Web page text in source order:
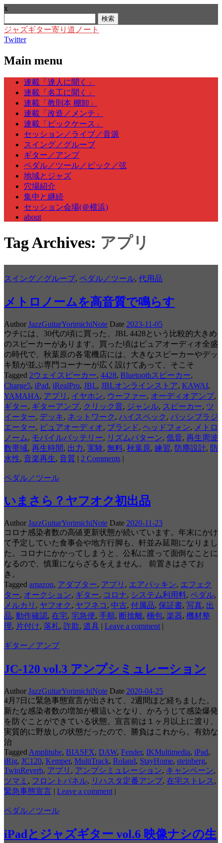
x
索:
ジャズギター寄り道ノート
Twitter
Main menu
Skip
content
連載「達人に聞く」
連載「名工に聞く」
連載「教則本 棚卸」
連載「改造／メンテ」
連載「ピックケース」
セッション／ライブ／音源
スイング／グルーブ
ギター／アンプ
ペダル／ツール／ピック／弦
地域とジャズ
穴場紹介
集中と継続
セッション会場(＠横浜)
about
Tag Archives: アプリ
スイング／グルーブ, ペダル／ツール, 代用品
メトロノームを高音質で鳴らす
Author JazzGuitarYorimichiNote Date 2023-11-05
ウチには、30代の頃に買った、JBL 4428という比較的大きめ
のスピーカーがあります。買った頃はピュアオーディオ全盛
の時代で、秋葉原の各電機店には、大きなスピーカーやデッ
キ類が並ぶ専門コーナーが広く設けてあって、そこそ
Tagged 2ウェイスピーカー, 4428, Bluetoothスピーカー,
Charge5, iPad, iRealPro, JBL, JBLオンラインストア, KAWAI,
YAMAHA, アプリ , イヤホン, ウーファー, オーディオアンプ,
ギター, ギターアンプ, クリック音, ジャンル, スピーカー, ツ
イーター, デッキ, ネットワーク , ハイスペック , パッシブラジ
エーター, ピュアオーディオ, ブランド, ヘッドフォン, メトロ
ノーム, モバイルバッテリー, リズムパターン, 低音, 再生周波
数帯域, 再生時間, 出力, 実験, 無料, 秋葉原, 練習, 防塵設計, 防
水性, 音楽再生, 音質 | 2 Comments |
ペダル／ツール
いまさら？ヤフオク初出品
Author JazzGuitarYorimichiNote Date 2020-11-23
コロナ感染者数の高値更新状態が続いています。年末にかけ
て予定していた食事会や地方行脚も、軒並み延期になりまし
た。コロナにかかってしまうと、公私に渡って面倒なことに
なるので、慎重にならざるをえません。 前置きはさてお
き。
Tagged amazon, アダプター, アプリ , エアパッキン, エフェク
ター, オークション, ギター, コロナ, システム利用料, ペダル,
メルカリ , ヤフオク , ヤフネコ , 中古, 付属品, 保証書, 写真, 出
品, 動作確認, 在宅, 宅急便, 手順, 断捨離, 梱包, 楽器, 機材整
理, 片付け, 落札, 詐欺, 道具 | Leave a comment |
ギター／アンプ
JC-120 vol.3 アンプシミュレーション
Author JazzGuitarYorimichiNote Date 2020-04-25
4月7日に緊急事態宣言が出されて、2週間ほど経ちました。
新たな感染者数の増加が横這いとなり、かろうじて感染爆発
を防ぐことができている状態。宣言前は１ヶ月以上に渡り、
実質的に野放しの状態だったので、勝負はこれから。有効な
治
Tagged Amplitube, BIASFX, DAW, Fender, IKMultimedia, iPad,
iRig, JC120, Kemper, MultiTrack, Roland, StayHome, steinberg,
TwinReverb, アプリ , アンプシミュレーション, キャンペーン,
ツマミ , フロントパネル, リハスタ定番アンプ, 在宅ストレス ,
緊急事態宣言 | Leave a comment |
ペダル／ツール
iPadとジャズギター vol.6 映像ナシの生